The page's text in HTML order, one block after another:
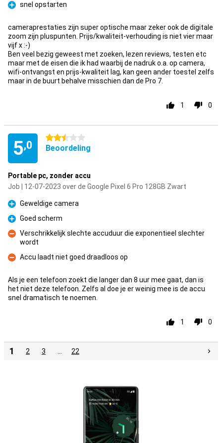
Pluspunt
snel opstarten
cameraprestaties zijn super optische maar zeker ook de digitale
zoom zijn pluspunten. Prijs/kwaliteit-verhouding is niet vier maar
vijf x :-)
Ben veel bezig geweest met zoeken, lezen reviews, testen etc
maar met de eisen die ik had waarbij de nadruk o.a. op camera,
wifi-ontvangst en prijs-kwaliteit lag, kan geen ander toestel zelfs
maar in de buurt behalve misschien dan de Pro 7.
1 0
5,0
2.5 sterren
Beoordeling
Portable pc, zonder accu
Job | 12-07-2023 over de Google Pixel 6 Pro 128GB Zwart
Pluspunt
Geweldige camera
Pluspunt
Goed scherm
Minpunt
Verschrikkelijk slechte accuduur die exponentieel slechter
wordt
Minpunt
Accu laadt niet goed draadloos op
Als je een telefoon zoekt die langer dan 8 uur mee gaat, dan is
het niet deze telefoon. Zelfs al doe je er weinig mee is de accu
snel dramatisch te noemen.
1 0
1 2 3 22